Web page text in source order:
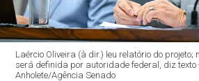
Laércio Oliveira (à dir.) leu relatório do
será definida por autoridade federal, diz texto
Anholete/Agência Senado